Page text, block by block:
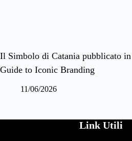
Il Simbolo di Catania pubblicato
Guide to Iconic Branding
11/06/2026
Link Utili